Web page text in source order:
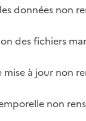
données non
des fichiers
mise à jour non
non